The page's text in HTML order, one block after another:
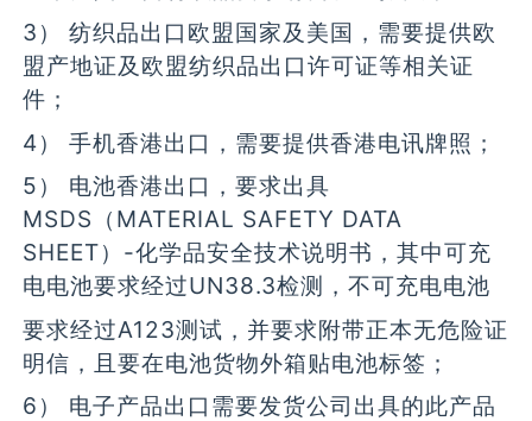
3） 纺织品出口欧盟国家及美国，需要提供欧
盟产地证及欧盟纺织品出口许可证等相关证
件；
4） 手机香港出口，需要提供香港电讯牌照；
5） 电池香港出口，要求出具
MSDS（MATERIAL SAFETY DATA
SHEET）-化学品安全技术说明书，其中可充
电电池要求经过UN38.3检测，不可充电电池
要求经过A123测试，并要求附带正本无危险证
明信，且要在电池货物外箱贴电池标签；
6） 电子产品出口需要发货公司出具的此产品